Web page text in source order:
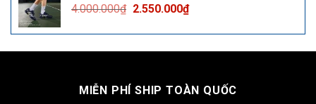
2.550.000₫.
4.000.000₫ Giá
là:
4.000.000₫.
2.550.000₫Giá
tại
là:
MIỄN PHÍ SHIP TOÀN QUỐC